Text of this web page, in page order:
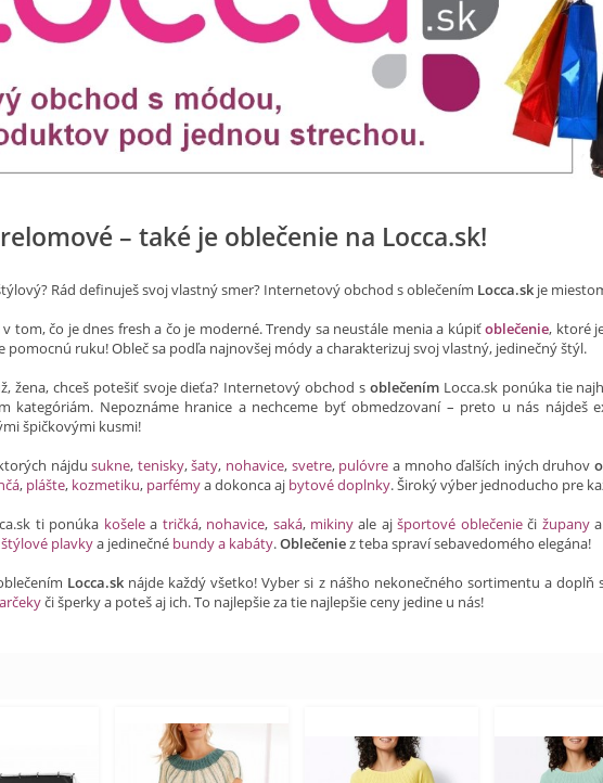
– také je oblečenie na Locca.sk!
Rád definuješ svoj vlastný smer? Internetový obchod s oblečením Locca.sk je
tom, čo je dnes fresh a čo je moderné. Trendy sa neustále menia a kúpiťoblečenie, ktoré
pomocnú ruku! Obleč sa podľa najnovšej módy a charakterizuj svoj vlastný, jedinečný štýl.
žena, chceš potešiť svoje dieťa? Internetový obchod s oblečenímLocca.sk ponúka tie
kategóriám. Nepoznáme hranice a nechceme byť obmedzovaní – preto u nás nájdeš
špičkovými kusmi!
nájdusukne, tenisky,šaty, nohavice, svetre, pulóvre a mnoho ďalších iných druhov
, plášte, kozmetiku, parfémya dokonca aj bytové doplnky. Široký výber jednoducho pre
ti ponúka košelea tričká, nohavice, saká, mikiny ale ajšportové oblečenieči županya
štýlové plavkya jedinečné bundy a kabáty.Oblečeniez teba spraví sebavedomého elegána!
Locca.sk nájde každý všetko! Vyber si z nášho nekonečného sortimentu a
či šperky a poteš aj ich. To najlepšie za tie najlepšie ceny jedine u nás!